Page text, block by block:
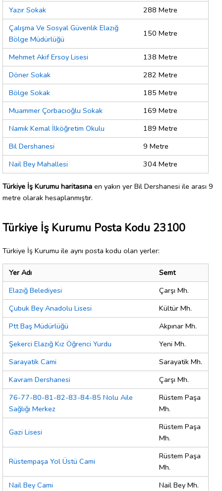
Yazır Sokak
288 Metre
Çalışma Ve Sosyal Güvenlik Elazığ
Bölge Müdürlüğü
150 Metre
Mehmet Akif Ersoy Lisesi
138 Metre
Döner Sokak
282 Metre
Bölge Sokak
185 Metre
Muammer Çorbacıoğlu Sokak
169 Metre
Namık Kemal İlköğretim Okulu
189 Metre
Bil Dershanesi
9 Metre
Nail Bey Mahallesi
304 Metre
Türkiye İş Kurumu haritasına en yakın yer Bil Dershanesi ile arası 9
metre olarak hesaplanmıştır.
Türkiye İş Kurumu Posta Kodu 23100
Türkiye İş Kurumu ile aynı posta kodu olan yerler:
Yer Adı
Semt
Elazığ Belediyesi
Çarşı Mh.
Çubuk Bey Anadolu Lisesi
Kültür Mh.
Ptt Baş Müdürlüğü
Akpınar Mh.
Şekerci Elazığ Kız Öğrenci Yurdu
Yeni Mh.
Sarayatik Cami
Sarayatik Mh.
Kavram Dershanesi
Çarşı Mh.
76-77-80-81-82-83-84-85 Nolu Aile
Sağlığı Merkez
Rüstem Paşa
Mh.
Gazi Lisesi
Rüstem Paşa
Mh.
Rüstempaşa Yol Üstü Cami
Rüstem Paşa
Mh.
Nail Bey Cami
Nail Bey Mh.